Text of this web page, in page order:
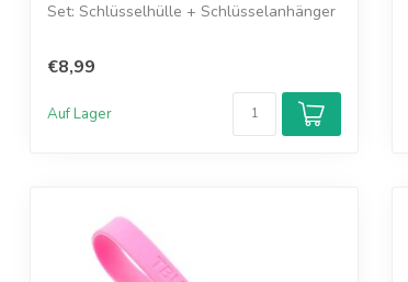
Set: Schlüsselhülle + Schlüsselanhänger
€8,99
Auf Lager